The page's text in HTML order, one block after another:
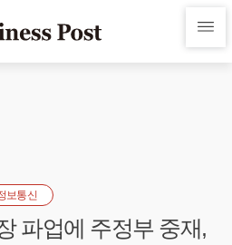
보통신
파업에 주정부 중재,